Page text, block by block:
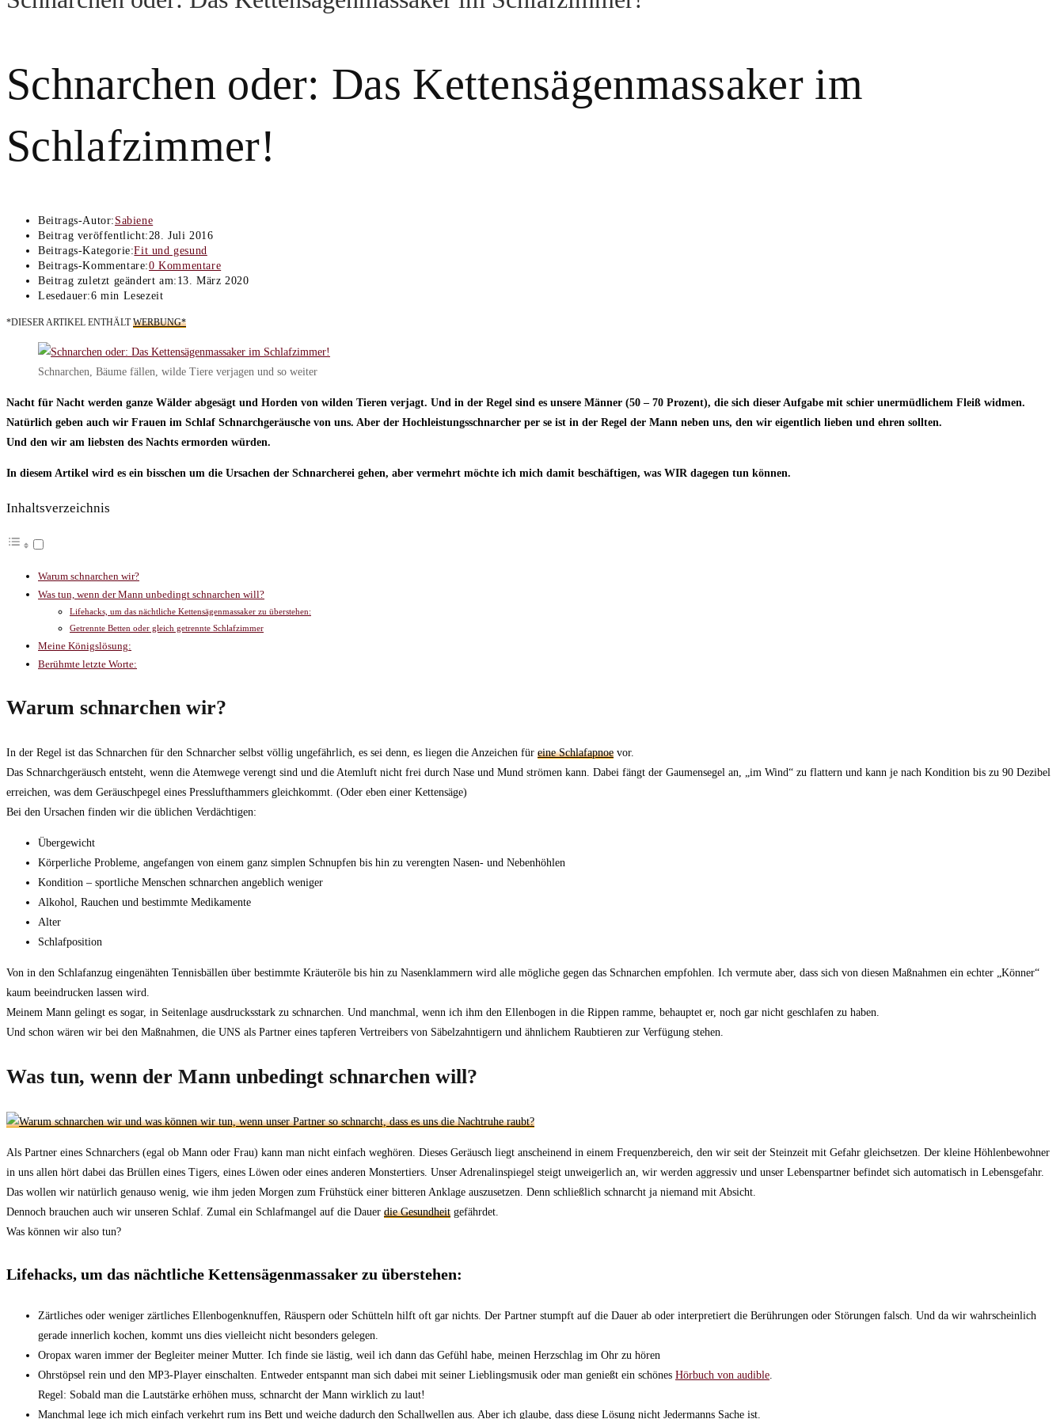
Schnarchen oder: Das Kettensägenmassaker im
Schlafzimmer!
Beitrags-Autor: Sabiene
Beitrag veröffentlicht:28. Juli 2016
Beitrags-Kategorie:Fit und gesund
Beitrags-Kommentare:0 Kommentare
Beitrag zuletzt geändert am: 13. März 2020
Lesedauer:6 min Lesezeit
*DIESER ARTIKEL ENTHÄLTWERBUNG*
Schnarchen, Bäume fällen, wilde Tiere verjagen und so weiter
Nacht für Nacht werden ganze Wälder abgesägt und Horden von wilden Tieren verjagt. Und in der Regel sind es unsere Männer (50 – 70 Prozent), die sich dieser Aufgabe mit schier unermüdlichem Fleiß widmen.
Natürlich geben auch wir Frauen im Schlaf Schnarchgeräusche von uns. Aber der Hochleistungsschnarcher per se ist in der Regel der Mann neben uns, den wir eigentlich lieben und ehren sollten.
Und den wir am liebsten des Nachts ermorden würden.
In diesem Artikel wird es ein bisschen um die Ursachen der Schnarcherei gehen, aber vermehrt möchte ich mich damit beschäftigen, was WIR dagegen tun können.
Inhaltsverzeichnis
Warum schnarchen wir?
Was tun, wenn der Mann unbedingt schnarchen will?
Lifehacks, um das nächtliche Kettensägenmassaker zu überstehen:
Getrennte Betten oder gleich getrennte Schlafzimmer
Meine Königslösung:
Berühmte letzte Worte:
Warum schnarchen wir?
In der Regel ist das Schnarchen für den Schnarcher selbst völlig ungefährlich, es sei denn, es liegen die Anzeichen für eine Schlafapnoe vor.
Das Schnarchgeräusch entsteht, wenn die Atemwege verengt sind und die Atemluft nicht frei durch Nase und Mund strömen kann. Dabei fängt der Gaumensegel an, „im Wind“ zu flattern und kann je nach Kondition bis zu 90 Dezibel
erreichen, was dem Geräuschpegel eines Presslufthammers gleichkommt. (Oder eben einer Kettensäge)
Bei den Ursachen finden wir die üblichen Verdächtigen:
Übergewicht
Körperliche Probleme, angefangen von einem ganz simplen Schnupfen bis hin zu verengten Nasen- und Nebenhöhlen
Kondition – sportliche Menschen schnarchen angeblich weniger
Alkohol, Rauchen und bestimmte Medikamente
Alter
Schlafposition
Von in den Schlafanzug eingenähten Tennisbällen über bestimmte Kräuteröle bis hin zu Nasenklammern wird alle mögliche gegen das Schnarchen empfohlen. Ich vermute aber, dass sich von diesen Maßnahmen ein echter „Könner“
kaum beeindrucken lassen wird.
Meinem Mann gelingt es sogar, in Seitenlage ausdrucksstark zu schnarchen. Und manchmal, wenn ich ihm den Ellenbogen in die Rippen ramme, behauptet er, noch gar nicht geschlafen zu haben.
Und schon wären wir bei den Maßnahmen, die UNS als Partner eines tapferen Vertreibers von Säbelzahntigern und ähnlichem Raubtieren zur Verfügung stehen.
Was tun, wenn der Mann unbedingt schnarchen will?
Als Partner eines Schnarchers (egal ob Mann oder Frau) kann man nicht einfach weghören. Dieses Geräusch liegt anscheinend in einem Frequenzbereich, den wir seit der Steinzeit mit Gefahr gleichsetzen. Der kleine Höhlenbewohner
in uns allen hört dabei das Brüllen eines Tigers, eines Löwen oder eines anderen Monstertiers. Unser Adrenalinspiegel steigt unweigerlich an, wir werden aggressiv und unser Lebenspartner befindet sich automatisch in Lebensgefahr.
Das wollen wir natürlich genauso wenig, wie ihm jeden Morgen zum Frühstück einer bitteren Anklage auszusetzen. Denn schließlich schnarcht ja niemand mit Absicht.
Dennoch brauchen auch wir unseren Schlaf. Zumal ein Schlafmangel auf die Dauer die Gesundheit gefährdet.
Was können wir also tun?
Lifehacks, um das nächtliche Kettensägenmassaker zu überstehen:
Zärtliches oder weniger zärtliches Ellenbogenknuffen, Räuspern oder Schütteln hilft oft gar nichts. Der Partner stumpft auf die Dauer ab oder interpretiert die Berührungen oder Störungen falsch. Und da wir wahrscheinlich
gerade innerlich kochen, kommt uns dies vielleicht nicht besonders gelegen.
Oropax waren immer der Begleiter meiner Mutter. Ich finde sie lästig, weil ich dann das Gefühl habe, meinen Herzschlag im Ohr zu hören
Ohrstöpsel rein und den MP3-Player einschalten. Entweder entspannt man sich dabei mit seiner Lieblingsmusik oder man genießt ein schönes Hörbuch von audible.
Regel: Sobald man die Lautstärke erhöhen muss, schnarcht der Mann wirklich zu laut!
Manchmal lege ich mich einfach verkehrt rum ins Bett und weiche dadurch den Schallwellen aus. Aber ich glaube, dass diese Lösung nicht Jedermanns Sache ist.